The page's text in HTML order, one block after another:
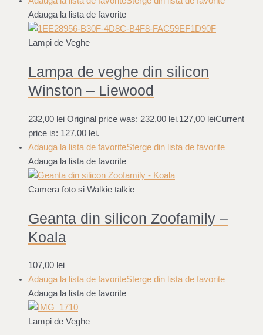
Adauga la lista de favorite
Lampi de Veghe
Lampa de veghe din silicon
Winston – Liewood
232,00lei Original price was: 232,00 lei.127,00 leiCurrent
price is: 127,00 lei.
Adauga la lista de favoriteSterge din lista de favorite
Adauga la lista de favorite
Camera foto si Walkie talkie
Geanta din silicon Zoofamily –
Koala
107,00 lei
Adauga la lista de favoriteSterge din lista de favorite
Adauga la lista de favorite
Lampi de Veghe